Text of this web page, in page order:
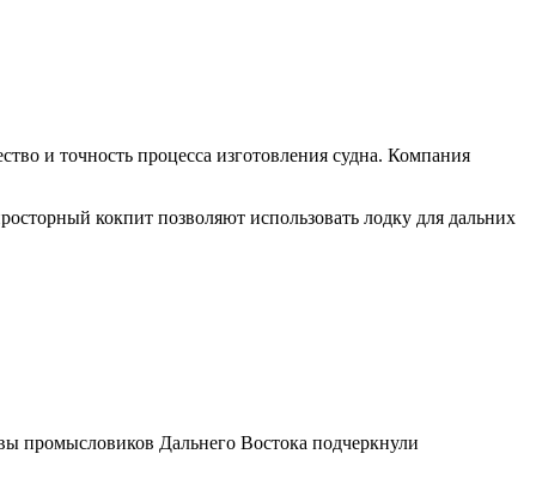
и точность процесса изготовления судна. Компания
кокпит позволяют использовать лодку для дальних
промысловиков Дальнего Востока подчеркнули